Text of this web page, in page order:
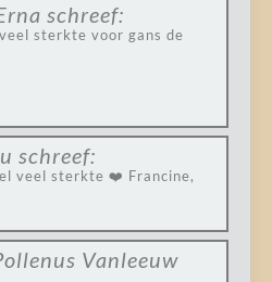
schreef:
sterkte voor gans de
schreef:
veel sterkte ❤️ Francine,
Vanleeuw